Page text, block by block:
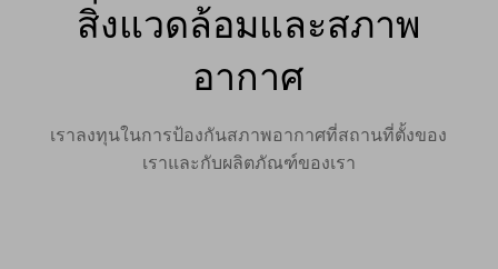
สิ่งแวดล้อมและสภาพ
อากาศ
เราลงทุนในการป้องกันสภาพอากาศที่สถานที่ตั้งของ
เราและกับผลิตภัณฑ์ของเรา